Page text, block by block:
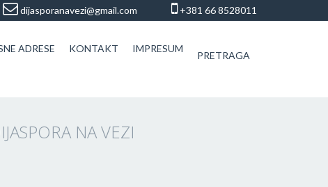
dijasporanavezi@gmail.com +381 66 8528011
ADRESE KONTAKT IMPRESUM
PRETRAGA
NA VEZI